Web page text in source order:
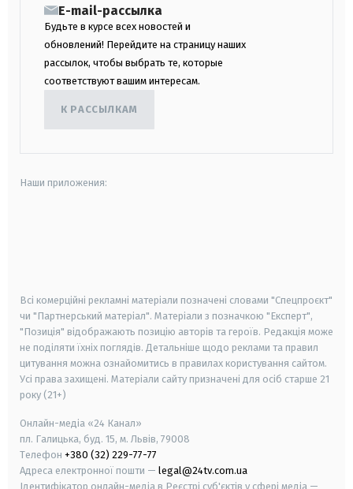
E-mail-рассылка
Будьте в курсе всех новостей и
обновлений! Перейдите на страницу наших
рассылок, чтобы выбрать те, которые
соответствуют вашим интересам.
К РАССЫЛКАМ
Наши приложения:
Всі комерційні рекламні матеріали позначені словами "Спецпроєкт"
чи "Партнерський матеріал". Матеріали з позначкою "Експерт",
"Позиція" відображають позицію авторів та героїв. Редакція може
не поділяти їхніх поглядів. Детальніше щодо реклами та правил
цитування можна ознайомитись в правилах користування сайтом.
Усі права захищені. Матеріали сайту призначені для осіб старше 21
року (21+)
Онлайн-медіа «24 Канал»
пл. Галицька, буд. 15, м. Львів, 79008
Телефон +380 (32) 229-77-77
Адреса електронної пошти — legal@24tv.com.ua
Ідентифікатор онлайн-медіа в Реєстрі суб'єктів у сфері медіа —